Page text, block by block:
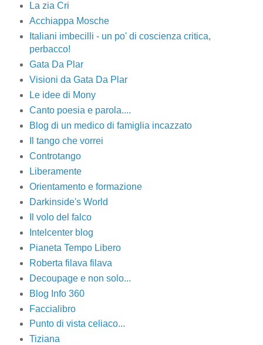
La zia Cri
Acchiappa Mosche
Italiani imbecilli - un po' di coscienza critica,
perbacco!
Gata Da Plar
Visioni da Gata Da Plar
Le idee di Mony
Canto poesia e parola....
Blog di un medico di famiglia incazzato
Il tango che vorrei
Controtango
Liberamente
Orientamento e formazione
Darkinside's World
Il volo del falco
Intelcenter blog
Pianeta Tempo Libero
Roberta filava filava
Decoupage e non solo...
Blog Info 360
Faccialibro
Punto di vista celiaco...
Tiziana